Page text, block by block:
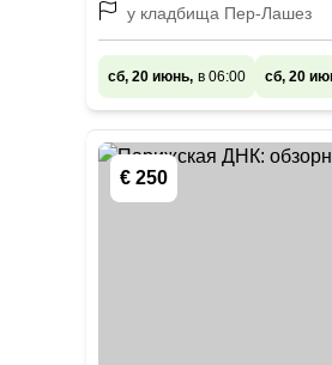
у кладбища Пер-Лашез
сб, 20 июнь, в 06:00 сб, 20
€ 250